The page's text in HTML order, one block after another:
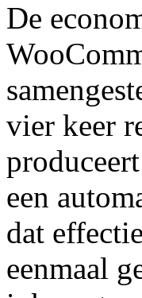
De
vier keer
een
dat
eenmaal